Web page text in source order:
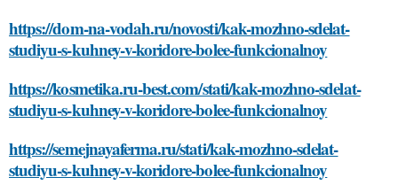
https://dom-na-vodah.ru/novosti/kak-mozhno-sdelat-
studiyu-s-kuhney-v-koridore-bolee-funkcionalnoy
https://kosmetika.ru-best.com/stati/kak-mozhno-sdelat-
studiyu-s-kuhney-v-koridore-bolee-funkcionalnoy
https://semejnayaferma.ru/stati/kak-mozhno-sdelat-
studiyu-s-kuhney-v-koridore-bolee-funkcionalnoy